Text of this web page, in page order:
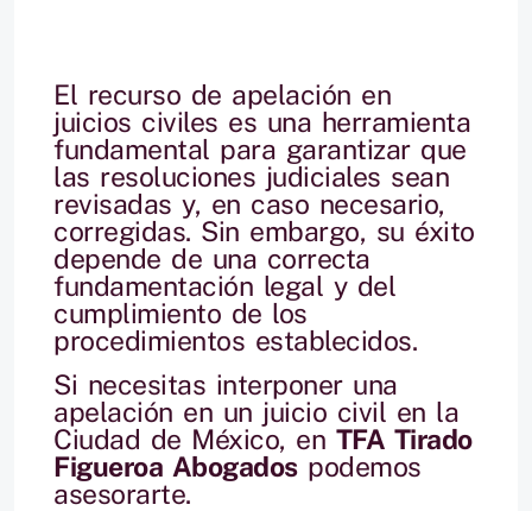
El recurso de apelación en
juicios civiles es una herramienta
fundamental para garantizar que
las resoluciones judiciales sean
revisadas y, en caso necesario,
corregidas. Sin embargo, su éxito
depende de una correcta
fundamentación legal y del
cumplimiento de los
procedimientos establecidos.
Si necesitas interponer una
apelación en un juicio civil en la
Ciudad de México, en TFA Tirado
Figueroa Abogadospodemos
asesorarte.